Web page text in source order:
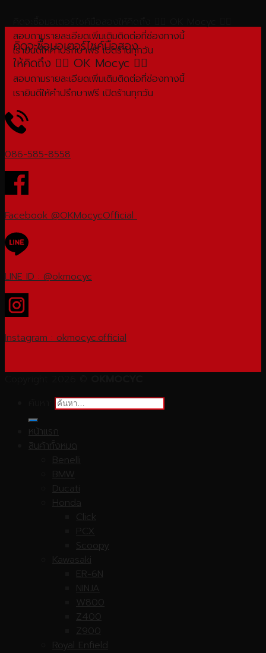
สอบถามรายละเอียดเพิ่มเติมติดต่อที่ช่องทางนี้
เรายินดีให้คำปรึกษาฟรี เปิดร้านทุกวัน
คิดจะซื้อมอเตอร์ไซค์มือสอง
ให้คิดถึง 👌🏻 OK Mocyc 👌🏻
สอบถามรายละเอียดเพิ่มเติมติดต่อที่ช่องทางนี้
เรายินดีให้คำปรึกษาฟรี เปิดร้านทุกวัน
086-585-8558
Facebook@OKMocycOfficial
LINE ID : @okmocyc
Instagram : okmocyc.official
หน้าแรก
สินค้าทั้งหมด
Benelli
BMW
Ducati
Honda
Click
PCX
Scoopy
Kawasaki
ER-6N
NINJA
W800
Z400
Z900
Royal Enfield